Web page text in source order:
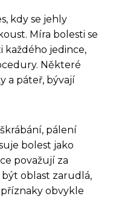
kdy se jehly
Míra bolesti se
každého jedince,
Některé
a páteř, bývají
pálení
bolest jako
považují za
oblast zarudlá,
obvykle